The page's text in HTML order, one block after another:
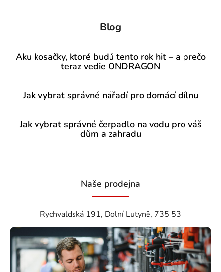
Blog
Aku kosačky, ktoré budú tento rok hit – a prečo
teraz vedie ONDRAGON
Jak vybrat správné nářadí pro domácí dílnu
Jak vybrat správné čerpadlo na vodu pro váš
dům a zahradu
Naše prodejna
Rychvaldská 191, Dolní Lutyně, 735 53